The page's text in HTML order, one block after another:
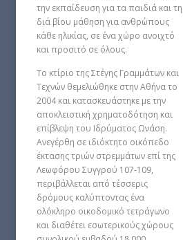
την εκπαίδευση για τα παιδιά και τη
διά βίου μάθηση για ανθρώπους
κάθε ηλικίας, σε ένα χώρο ανοιχτό
και προσιτό σε όλους.
Το κτίριο της Στέγης Γραμμάτων και
Τεχνών θεμελιώθηκε στην Αθήνα το
2004 και κατασκευάστηκε με την
αποκλειστική χρηματοδότηση και
επίβλεψη του Ιδρύματος Ωνάση.
Ανεγέρθη σε ιδιόκτητο οικόπεδο
έκτασης τριών στρεμμάτων επί της
Λεωφόρου Συγγρού 107-109,
περιβάλλεται από τέσσερις
δρόμους καλύπτοντας ένα
ολόκληρο οικοδομικό τετράγωνο
και διαθέτει εσωτερικούς χώρους